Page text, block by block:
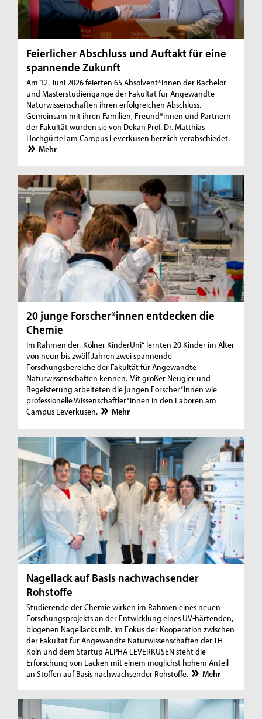
Feierlicher Abschluss und Auftakt für eine
spannende Zukunft
Am 12. Juni 2026 feierten 65 Absolvent*innen der Bachelor-
und Masterstudiengänge der Fakultät für Angewandte
Naturwissenschaften ihren erfolgreichen Abschluss.
Gemeinsam mit ihren Familien, Freund*innen und Partnern
der Fakultät wurden sie von Dekan Prof. Dr. Matthias
Hochgürtel am Campus Leverkusen herzlich verabschiedet.
Mehr
20 junge Forscher*innen entdecken die
Chemie
Im Rahmen der „Kölner KinderUni“ lernten 20 Kinder im Alter
von neun bis zwölf Jahren zwei spannende
Forschungsbereiche der Fakultät für Angewandte
Naturwissenschaften kennen. Mit großer Neugier und
Begeisterung arbeiteten die jungen Forscher*innen wie
professionelle Wissenschaftler*innen in den Laboren am
Campus Leverkusen.
Mehr
Nagellack auf Basis nachwachsender
Rohstoffe
Studierende der Chemie wirken im Rahmen eines neuen
Forschungsprojekts an der Entwicklung eines UV-härtenden,
biogenen Nagellacks mit. Im Fokus der Kooperation zwischen
der Fakultät für Angewandte Naturwissenschaften der TH
Köln und dem Startup ALPHA LEVERKUSEN steht die
Erforschung von Lacken mit einem möglichst hohem Anteil
an Stoffen auf Basis nachwachsender Rohstoffe.
Mehr